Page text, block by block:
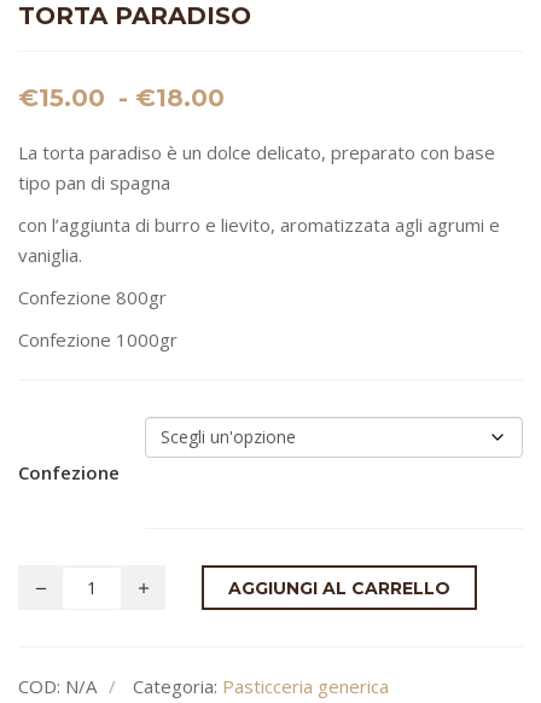
TORTA PARADISO
€15.00 - €18.00
prezzo:
€15.00
La torta paradiso è un dolce delicato, preparato con base
tipo pan di spagna
con l’aggiunta di burro e lievito, aromatizzata agli agrumi e
vaniglia.
Confezione 800gr
Confezione 1000gr
Confezione
AGGIUNGI AL CARRELLO
COD: N/A Categoria: Pasticceria generica